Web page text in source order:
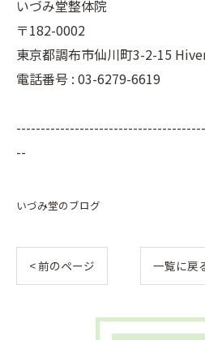
いづみ堂整体院
〒182-0002
東京都調布市仙川町3-2-15
電話番号 : 03-6279-6619
--
いづみ堂のブログ
< 前のページ 一覧に戻